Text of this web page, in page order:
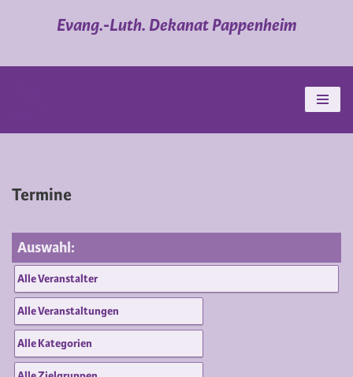
Evang.-Luth. Dekanat Pappenheim
Termine
Auswahl: